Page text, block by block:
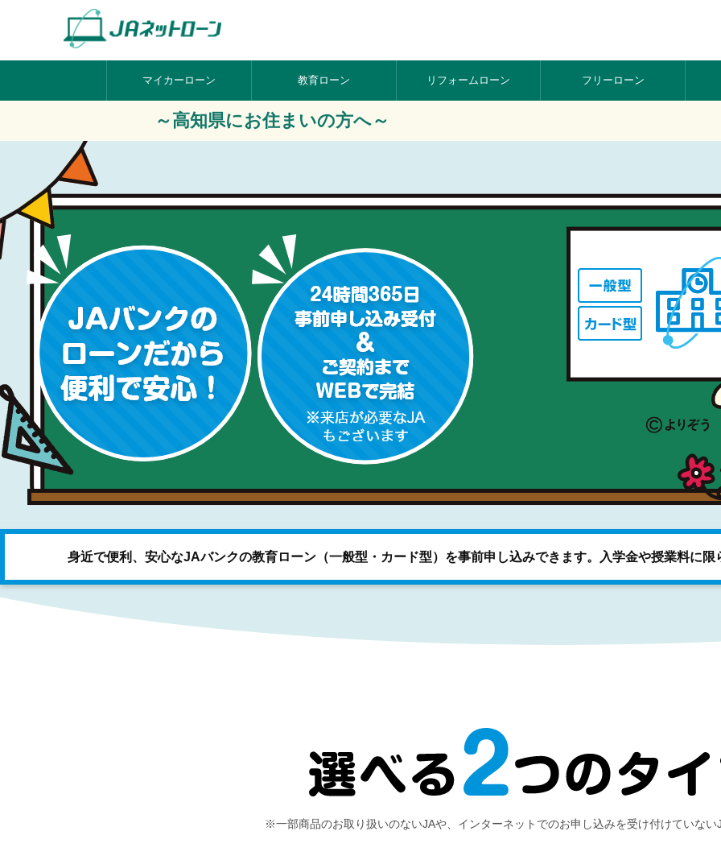
マイカーローン 教育ローン リフォーム ローン フリー ローン
～高知県にお住まいの方へ～
身近で便利、安心なJAバンクの教育ローン（一般型・カード型）を事前申し込みできます。入学金や授業料に
※一部商品のお取り扱いのないJAや、インターネットでのお申し込みを受け付けていない